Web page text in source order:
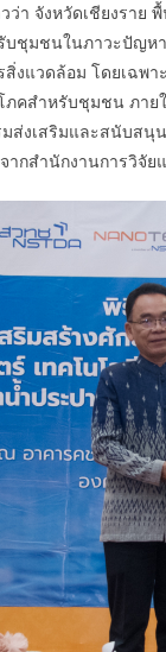
ว่า จังหวัดเชียงรา
บชุมชนในภาวะปัญ
งแวดล้อม โดยเฉ
คสำหรับชุมชน ภาย
ส่งเสริมและสนับส
ากสำนักงานการวิจั